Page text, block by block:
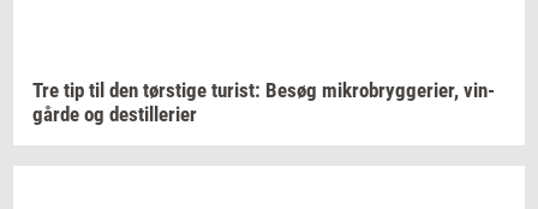
Tre tip til den tørsti­ge turist: Besøg mi­kro­bryg­ge­ri­er, vin­
går­de og destil­le­ri­er